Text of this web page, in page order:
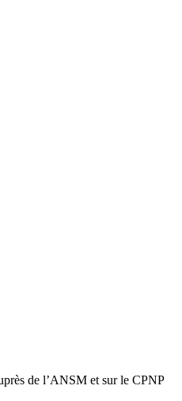
de l’ANSM et sur le CPNP